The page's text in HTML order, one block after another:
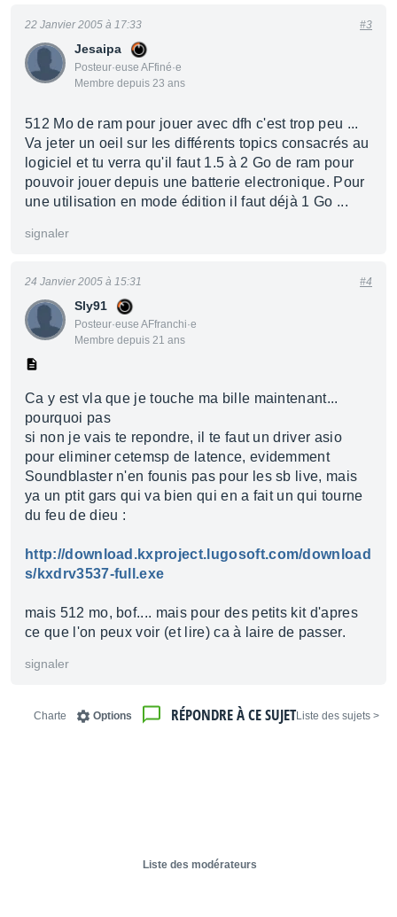
Jesaipa
Posteur·euse AFfiné·e
Membre depuis 23 ans
22 Janvier 2005 à 17:33 #3
512 Mo de ram pour jouer avec dfh c'est trop peu ...
Va jeter un oeil sur les différents topics consacrés au
logiciel et tu verra qu'il faut 1.5 à 2 Go de ram pour
pouvoir jouer depuis une batterie electronique. Pour
une utilisation en mode édition il faut déjà 1 Go ...
signaler
Sly91
Posteur·euse AFfranchi·e
Membre depuis 21 ans
24 Janvier 2005 à 15:31 #4
Ca y est vla que je touche ma bille maintenant...
pourquoi pas
si non je vais te repondre, il te faut un driver asio
pour eliminer cetemsp de latence, evidemment
Soundblaster n'en founis pas pour les sb live, mais
ya un ptit gars qui va bien qui en a fait un qui tourne
du feu de dieu :
http://download.kxproject.lugosoft.com/download
s/kxdrv3537-full.exe
mais 512 mo, bof.... mais pour des petits kit d'apres
ce que l'on peux voir (et lire) ca à laire de passer.
signaler
< Liste des sujets
RÉPONDRE À CE SUJET
Options
Charte
Liste des modérateurs